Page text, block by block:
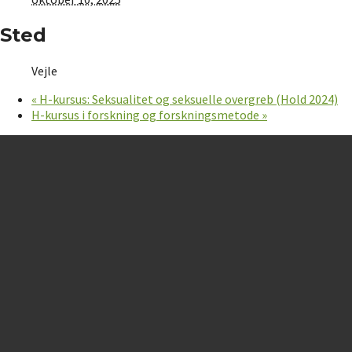
Sted
Vejle
« H-kursus: Seksualitet og seksuelle overgreb (Hold 2024)
H-kursus i forskning og forskningsmetode »